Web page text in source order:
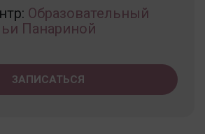
Образовательный
Панариной
ЗАПИСАТЬСЯ